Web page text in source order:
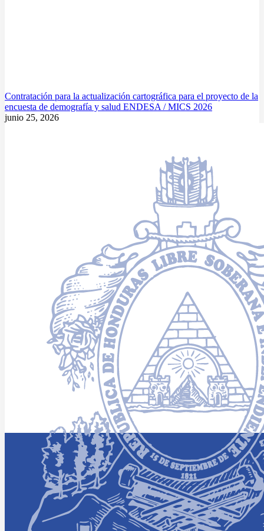
Contratación para la actualización cartográfica para el proyecto de la
encuesta de demografía y salud ENDESA / MICS 2026
junio 25, 2026